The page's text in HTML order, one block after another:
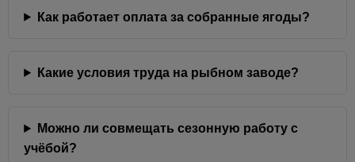
Как работает оплата за собранные ягоды?
Какие условия труда на рыбном заводе?
Можно ли совмещать сезонную работу с
учёбой?